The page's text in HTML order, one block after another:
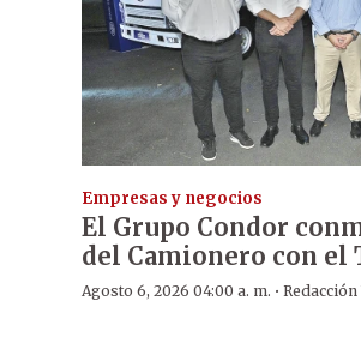
Empresas y negocios
El Grupo Condor
del Camionero con el
Agosto 6, 2026 04:00 a. m. · Redacción